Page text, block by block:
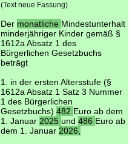
(Text neue Fassung)
Der monatliche Mindestunterhalt
minderjähriger Kinder gemäß §
1612a Absatz 1 des
Bürgerlichen Gesetzbuchs
beträgt
1. in der ersten Altersstufe (§
1612a Absatz 1 Satz 3 Nummer
1 des Bürgerlichen
Gesetzbuchs) 482 Euro ab dem
1. Januar 2025 und 486 Euro ab
dem 1. Januar 2026,